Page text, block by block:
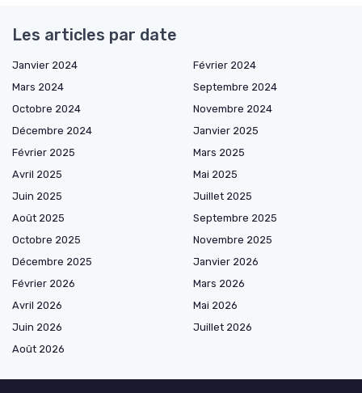
Les articles par date
Janvier 2024
Février 2024
Mars 2024
Septembre 2024
Octobre 2024
Novembre 2024
Décembre 2024
Janvier 2025
Février 2025
Mars 2025
Avril 2025
Mai 2025
Juin 2025
Juillet 2025
Août 2025
Septembre 2025
Octobre 2025
Novembre 2025
Décembre 2025
Janvier 2026
Février 2026
Mars 2026
Avril 2026
Mai 2026
Juin 2026
Juillet 2026
Août 2026